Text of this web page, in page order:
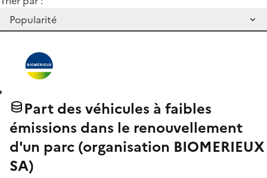
Part des véhicules à faibles
émissions dans le renouvellement
d'un parc (organisation BIOMERIEUX
SA)